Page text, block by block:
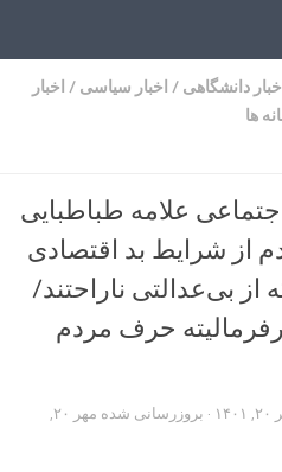
اخبار دانشگاهی / اخبار سیاسی / اخبار
ها
علامه طباطبایی
از شرایط بد اقتصادی
از بی‌عدالتی ناراحتند/
حرف مردم
· بروزرسانی شده
مهر ۲۰,